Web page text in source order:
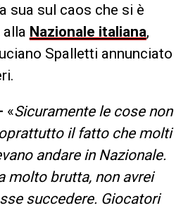
sua sul caos che si è
Nazionale italiana,
Spalletti annunciato
«Sicuramente le cose non
il fatto che molti
andare in Nazionale.
molto brutta, non avrei
succedere. Giocatori